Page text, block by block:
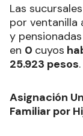
Las
por ventanilla
y
en 0 cuyos
25.923 pesos.
Asignación
Familiar por